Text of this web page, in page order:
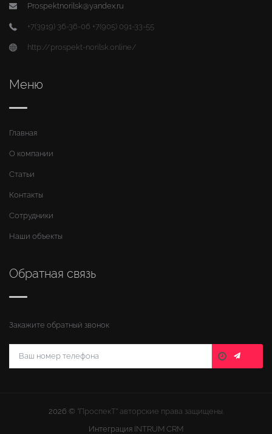
Prospektnorilsk@yandex.ru
+7(3919) 36-36-06 +7(905) 091-33-55
http://prospekt-norilsk.online/
Меню
Главная
О компании
Статьи
Контакты
Сотрудники
Наши объекты
Обратная связь
Закажите обратный звонок
2026 © "ПроспекТ" авторские права защищены.
Интеграция INTRUM CRM